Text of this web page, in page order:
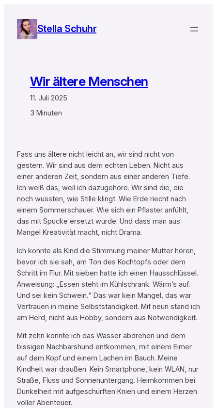
Inhalt
springen
Stella Schuhr
Wir ältere Menschen
11. Juli 2025
3 Minuten
Fass uns ältere nicht leicht an, wir sind nicht von
gestern. Wir sind aus dem echten Leben. Nicht aus
einer anderen Zeit, sondern aus einer anderen Tiefe.
Ich weiß das, weil ich dazugehöre. Wir sind die, die
noch wussten, wie Stille klingt. Wie Erde riecht nach
einem Sommerschauer. Wie sich ein Pflaster anfühlt,
das mit Spucke ersetzt wurde. Und dass man aus
Mangel Kreativität macht, nicht Drama.
Ich konnte als Kind die Stimmung meiner Mutter hören,
bevor ich sie sah, am Ton des Kochtopfs oder dem
Schritt im Flur. Mit sieben hatte ich einen Hausschlüssel.
Anweisung: „Essen steht im Kühlschrank. Wärm’s auf.
Und sei kein Schwein.“ Das war kein Mangel, das war
Vertrauen in meine Selbstständigkeit. Mit neun stand ich
am Herd, nicht aus Hobby, sondern aus Notwendigkeit.
Mit zehn konnte ich das Wasser abdrehen und dem
bissigen Nachbarshund entkommen, mit einem Eimer
auf dem Kopf und einem Lachen im Bauch. Meine
Kindheit war draußen. Kein Smartphone, kein WLAN, nur
Straße, Fluss und Sonnenuntergang. Heimkommen bei
Dunkelheit mit aufgeschürften Knien und einem Herzen
voller Abenteuer.